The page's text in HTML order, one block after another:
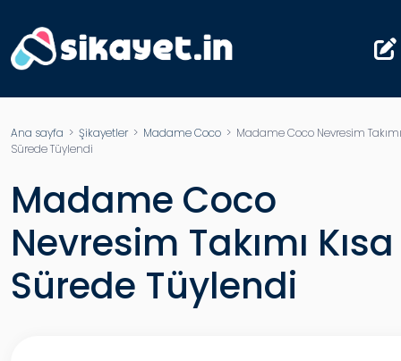
Ana sayfa > Şikayetler> Madame Coco > Madame Coco Nevresim
Sürede Tüylendi
Madame Coco
Nevresim Takımı Kısa
Sürede Tüylendi